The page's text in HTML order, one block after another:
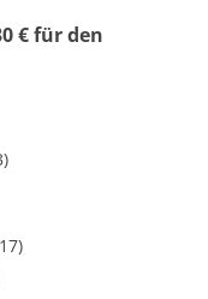
€ für den